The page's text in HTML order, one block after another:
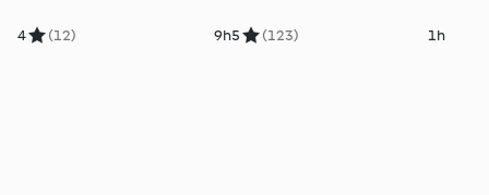
4 (12) 9h5 (123) 1h